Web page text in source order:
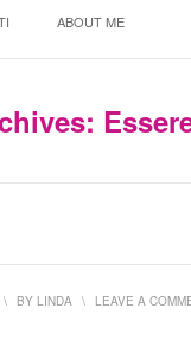
ABOUT ME
\ BY LINDA \ LEAVE A